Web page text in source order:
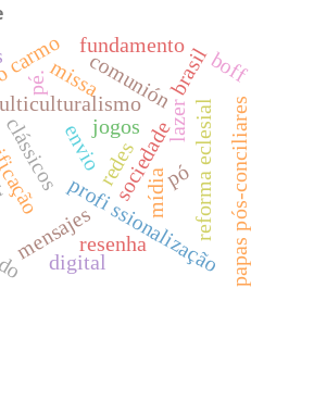
envio
profi ssionalização
clássicos sociedade papas pós-conciliares
mídiapó
pé. comunión
mensajes
jogos
resenha
lazer
redes
missa brasil
reforma eclesial
digital
fundamento
boff